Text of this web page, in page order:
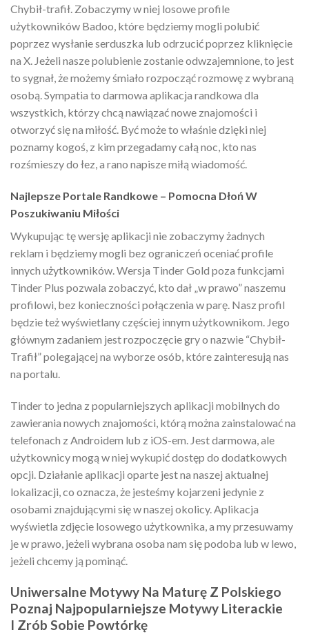
Chybił-trafił. Zobaczymy w niej losowe profile
użytkowników Badoo, które będziemy mogli polubić
poprzez wysłanie serduszka lub odrzucić poprzez kliknięcie
na X. Jeżeli nasze polubienie zostanie odwzajemnione, to jest
to sygnał, że możemy śmiało rozpocząć rozmowę z wybraną
osobą. Sympatia to darmowa aplikacja randkowa dla
wszystkich, którzy chcą nawiązać nowe znajomości i
otworzyć się na miłość. Być może to właśnie dzięki niej
poznamy kogoś, z kim przegadamy całą noc, kto nas
rozśmieszy do łez, a rano napisze miłą wiadomość.
Najlepsze Portale Randkowe – Pomocna Dłoń W
Poszukiwaniu Miłości
Wykupując tę wersję aplikacji nie zobaczymy żadnych
reklam i będziemy mogli bez ograniczeń oceniać profile
innych użytkowników. Wersja Tinder Gold poza funkcjami
Tinder Plus pozwala zobaczyć, kto dał „w prawo” naszemu
profilowi, bez konieczności połączenia w parę. Nasz profil
będzie też wyświetlany częściej innym użytkownikom. Jego
głównym zadaniem jest rozpoczęcie gry o nazwie “Chybił-
Trafił” polegającej na wyborze osób, które zainteresują nas
na portalu.
Tinder to jedna z popularniejszych aplikacji mobilnych do
zawierania nowych znajomości, którą można zainstalować na
telefonach z Androidem lub z iOS-em. Jest darmowa, ale
użytkownicy mogą w niej wykupić dostęp do dodatkowych
opcji. Działanie aplikacji oparte jest na naszej aktualnej
lokalizacji, co oznacza, że jesteśmy kojarzeni jedynie z
osobami znajdującymi się w naszej okolicy. Aplikacja
wyświetla zdjęcie losowego użytkownika, a my przesuwamy
je w prawo, jeżeli wybrana osoba nam się podoba lub w lewo,
jeżeli chcemy ją pominąć.
Uniwersalne Motywy Na Maturę Z Polskiego
Poznaj Najpopularniejsze Motywy Literackie
I Zrób Sobie Powtórkę